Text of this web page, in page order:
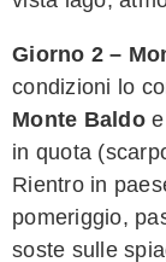
Giorno 2 –
condizioni lo
Monte Baldoe
in quota
Rientro in
pomeriggio,
soste sulle